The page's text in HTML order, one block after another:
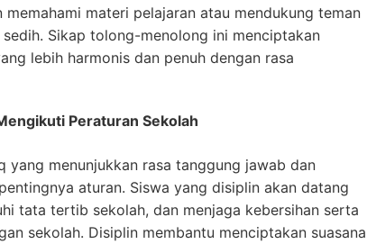
materi pelajaran atau mendukung teman
Sikap tolong-menolong ini menciptakan
lebih harmonis dan penuh dengan rasa
Peraturan Sekolah
yang menunjukkan rasa tanggung jawab dan
aturan. Siswa yang disiplin akan datang
tata tertib sekolah, dan menjaga kebersihan serta
sekolah. Disiplin membantu menciptakan suasana